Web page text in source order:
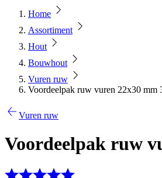
Home
Assortiment
Hout
Bouwhout
Vuren ruw
Voordeelpak ruw vuren 22x30 mm
Vuren ruw
Voordeelpak ruw